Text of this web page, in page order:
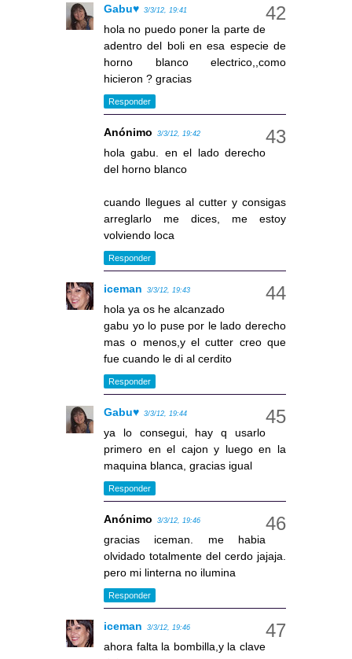
Gabu♥ 3/3/12, 19:41
hola no puedo poner la parte de
adentro del boli en esa especie de
horno blanco electrico,,como
hicieron ? gracias
Responder
Anónimo 3/3/12, 19:42
hola gabu. en el lado derecho
del horno blanco
cuando llegues al cutter y consigas
arreglarlo me dices, me estoy
volviendo loca
Responder
iceman 3/3/12, 19:43
hola ya os he alcanzado
gabu yo lo puse por le lado derecho
mas o menos,y el cutter creo que
fue cuando le di al cerdito
Responder
Gabu♥ 3/3/12, 19:44
ya lo consegui, hay q usarlo
primero en el cajon y luego en la
maquina blanca, gracias igual
Responder
Anónimo 3/3/12, 19:46
gracias iceman. me habia
olvidado totalmente del cerdo jajaja.
pero mi linterna no ilumina
Responder
iceman 3/3/12, 19:46
ahora falta la bombilla,y la clave